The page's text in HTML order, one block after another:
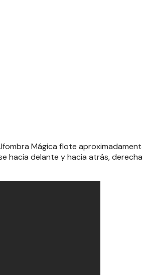
Mágica flote
hacia delante y hacia atrás,